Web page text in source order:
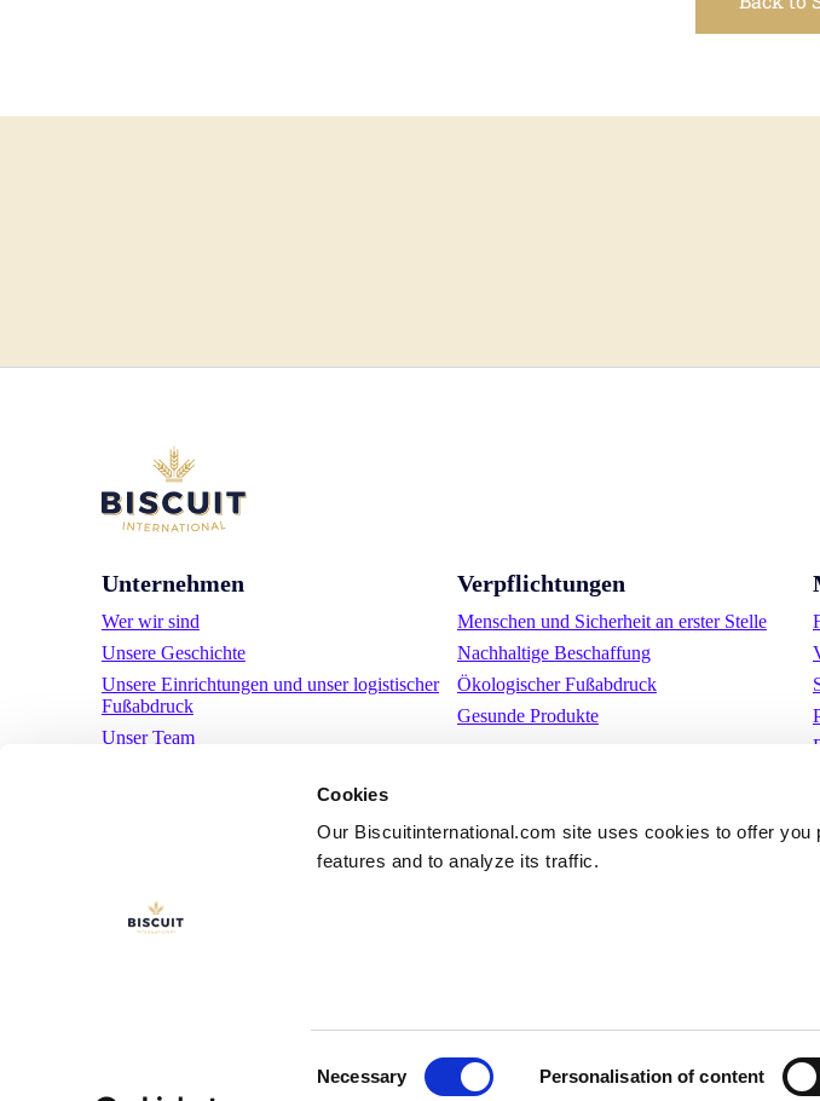
Cookies
Our Biscuitinternational.com site uses cookies to offer you
features and to analyze its traffic.
Necessary Personalisation of content
Unternehmen
Wer wir sind
Unsere Geschichte
Unsere Einrichtungen und unser logistischer
Fußabdruck
Unser Team
Verpflichtungen
Menschen und Sicherheit an erster Stelle
Nachhaltige Beschaffung
Ökologischer Fußabdruck
Gesunde Produkte
Nutzungsbedingungen Cookies